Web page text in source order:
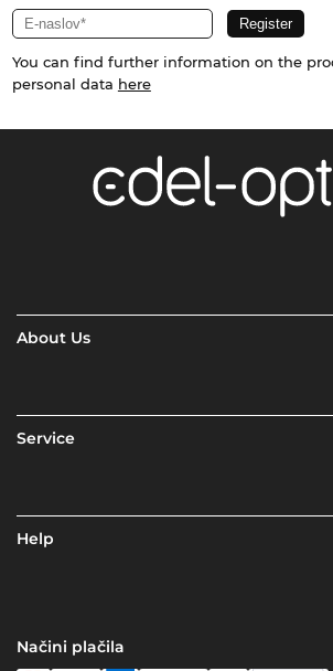
You can find further information on the
personal data here
About Us
Service
Help
Načini plačila